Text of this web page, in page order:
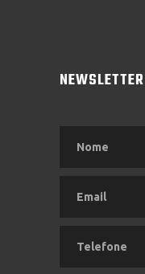
NEWSLETTER